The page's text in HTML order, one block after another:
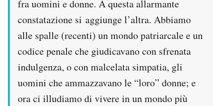
fra uomini e donne. A questa allarmante
constatazione si aggiunge l’altra. Abbiamo
alle spalle (recenti) un mondo patriarcale e un
codice penale che giudicavano con sfrenata
indulgenza, o con malcelata simpatia, gli
uomini che ammazzavano le “loro” donne; e
ora ci illudiamo di vivere in un mondo più